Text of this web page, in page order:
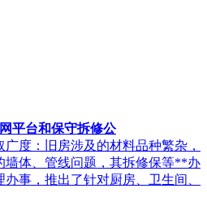
平台和保守拆修公
度：旧房涉及的材料品种繁杂，
墙体、管线问题，其拆修保等**办
事，推出了针对厨房、卫生间、